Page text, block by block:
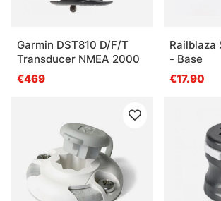
Garmin DST810 D/F/T
Transducer NMEA 2000
€469
Railblaza
- Base
€17.90